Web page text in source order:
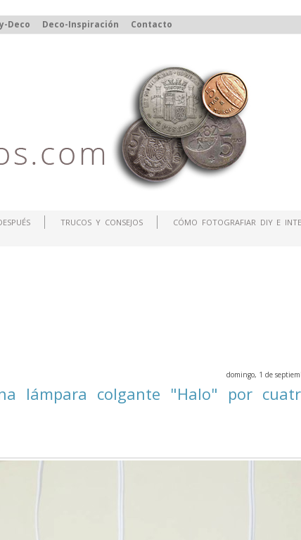
Deco Deco-Inspiración Contacto
TRUCOS Y CONSEJOS CÓMO FOTOGRAFIAR DIY E
domingo, 1 de
lámpara colgante "Halo" por